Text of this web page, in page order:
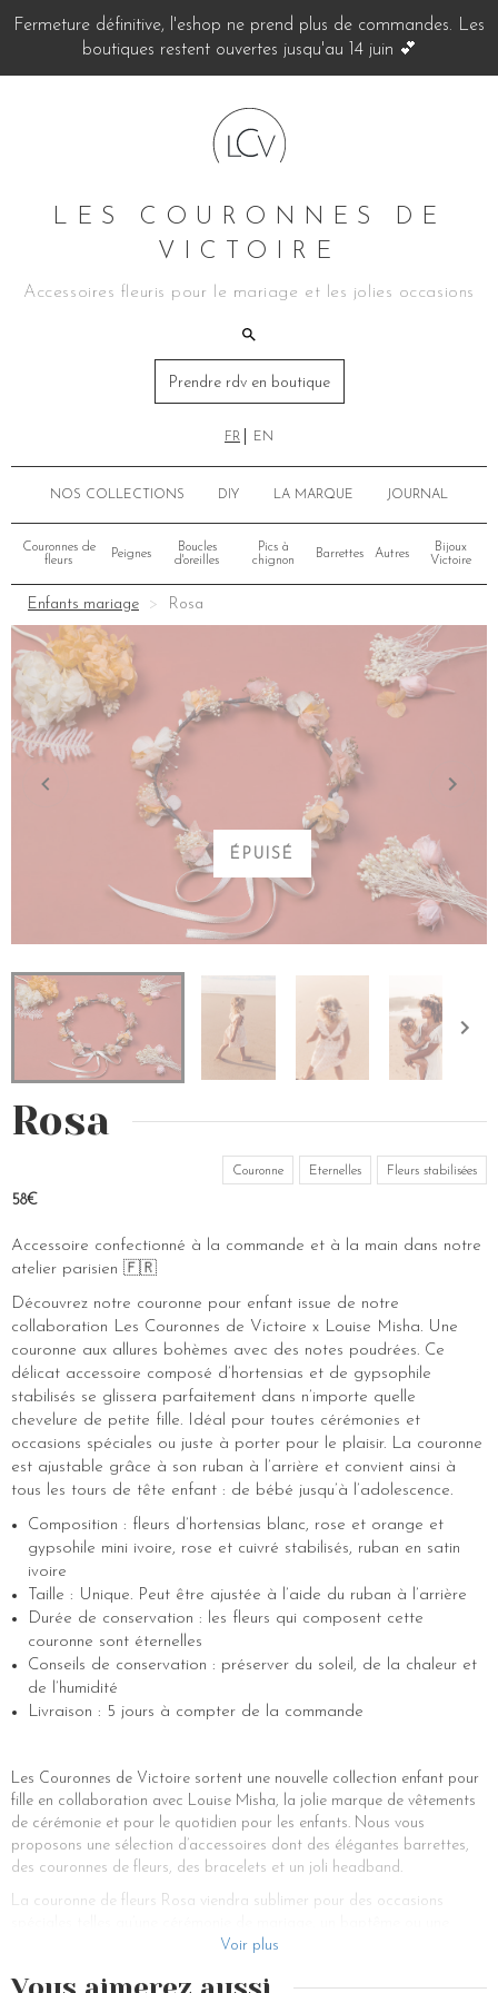
Fermeture définitive, l'eshop ne prend plus de commandes. Les
boutiques restent ouvertes jusqu'au 14 juin 💕
LES COURONNES DE
VICTOIRE
Accessoires fleuris pour le mariage et les jolies occasions
Prendre rdv en boutique
FR EN
NOS COLLECTIONS DIY LA MARQUE JOURNAL
Couronnes de
fleurs
Peignes
Boucles
d'oreilles
Pics à
chignon
Barrettes Autres
Bijoux
Victoire
Enfants mariage Rosa
ÉPUISÉ
Rosa
Couronne Eternelles Fleurs stabilisées
58€
Accessoire confectionné à la commande et à la main dans notre
atelier parisien 🇫🇷
Découvrez notre couronne pour enfant issue de notre
collaboration Les Couronnes de Victoire x Louise Misha. Une
couronne aux allures bohèmes avec des notes poudrées. Ce
délicat accessoire composé d’hortensias et de gypsophile
stabilisés se glissera parfaitement dans n’importe quelle
chevelure de petite fille. Idéal pour toutes cérémonies et
occasions spéciales ou juste à porter pour le plaisir. La couronne
est ajustable grâce à son ruban à l’arrière et convient ainsi à
tous les tours de tête enfant : de bébé jusqu’à l’adolescence.
Composition : fleurs d’hortensias blanc, rose et orange et
gypsohile mini ivoire, rose et cuivré stabilisés, ruban en satin
ivoire
Taille : Unique. Peut être ajustée à l’aide du ruban à l’arrière
Durée de conservation : les fleurs qui composent cette
couronne sont éternelles
Conseils de conservation : préserver du soleil, de la chaleur et
de l’humidité
Livraison : 5 jours à compter de la commande
Les Couronnes de Victoire sortent une nouvelle collection enfant pour
fille en collaboration avec Louise Misha, la jolie marque de vêtements
de cérémonie et pour le quotidien pour les enfants. Nous vous
proposons une sélection d’accessoires dont des élégantes barrettes,
des couronnes de fleurs, des bracelets et un joli headband.
La couronne de fleurs Rosa viendra sublimer pour des occasions
communion la magnifique robe de vos petites-filles. Avec ses couleurs
Voir plus